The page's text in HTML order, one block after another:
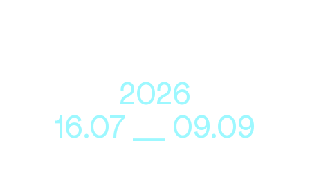
2026
16.07 __ 09.09